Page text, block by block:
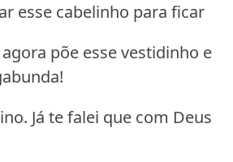
esse cabelinho para ficar
põe esse vestidinho e
Já te falei que com Deus